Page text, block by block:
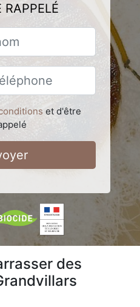
RAPPELÉ
et d'être
des